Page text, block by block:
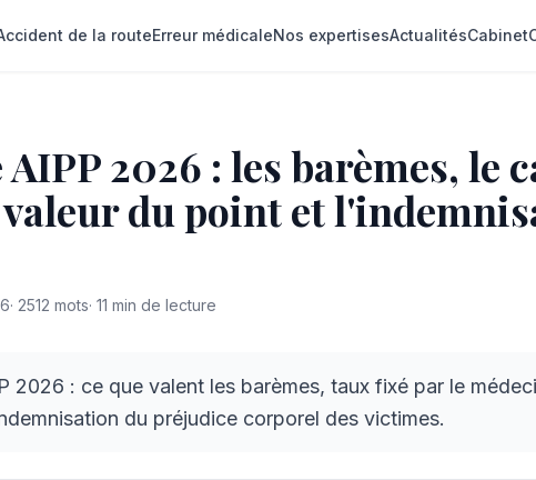
de la routeErreur médicaleNos expertisesActualitésCabinet
2026 : les barèmes, le
du point et
· 2512 mots· 11 min de lecture
2026 : ce que valent les barèmes, taux fixé par le
du préjudice corporel des victimes.